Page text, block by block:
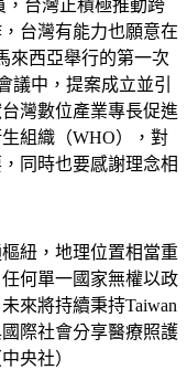
，台灣正積極推動跨
台灣有能力也願意在
來西亞舉行的第一次
議中，提案成立並引
灣數位產業專長促進
組織（WHO），對
同時也要感謝理念相
紐，地理位置相當重
何單一國家無權以政
來將持續秉持Taiwan
國際社會分享醫療照護
央社）